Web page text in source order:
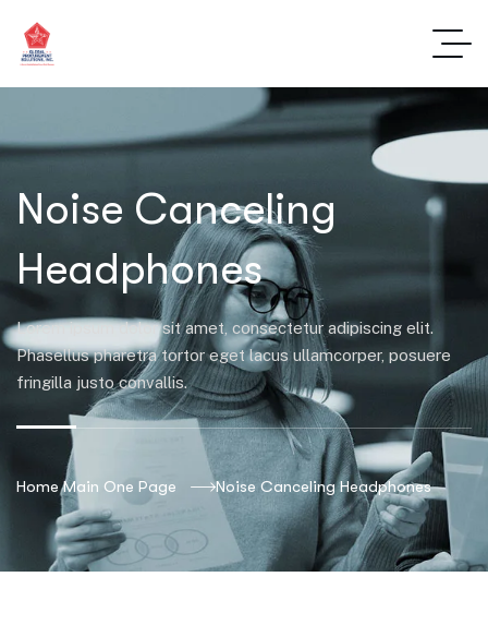
Noise Canceling
Headphones
Lorem ipsum dolor sit amet, consectetur adipiscing elit.
Phasellus pharetra tortor eget lacus ullamcorper, posuere
fringilla justo convallis.
Home Main One Page Noise Canceling Headphones